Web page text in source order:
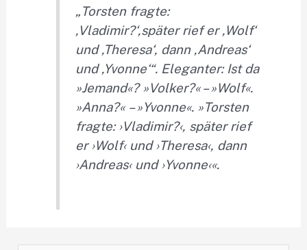
„Torsten fragte:
‚Vladimir?‘,später rief er‚Wolf‘
und‚Theresa‘, dann ‚Andreas‘
und‚Yvonne‘“.Eleganter: Ist da
»Jemand«?»Volker?«–»Wolf«.
»Anna?« –»Yvonne«. »Torsten
fragte:›Vladimir?‹, später rief
er›Wolf‹ und›Theresa‹, dann
›Andreas‹ und›Yvonne‹«.